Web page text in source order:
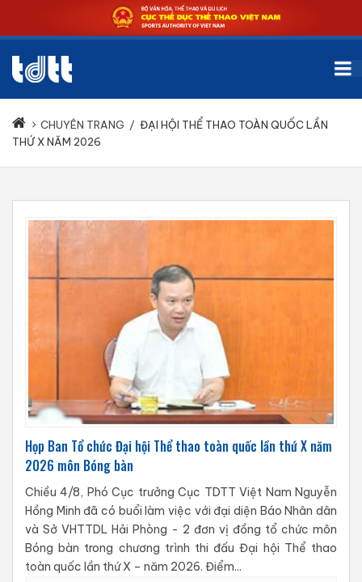
CHUYÊN TRANG / ĐẠI HỘI THỂ THAO TOÀN QUỐC LẦN
THỨ X NĂM 2026
Họp Ban Tổ chức Đại hội Thể thao toàn quốc lần thứ X năm
2026 môn Bóng bàn
Chiều 4/8, Phó Cục trưởng Cục TDTT Việt Nam Nguyễn
Hồng Minh đã có buổi làm việc với đại diện Báo Nhân dân
và Sở VHTTDL Hải Phòng - 2 đơn vị đồng tổ chức môn
Bóng bàn trong chương trình thi đấu Đại hội Thể thao
toàn quốc lần thứ X – năm 2026. Điểm...